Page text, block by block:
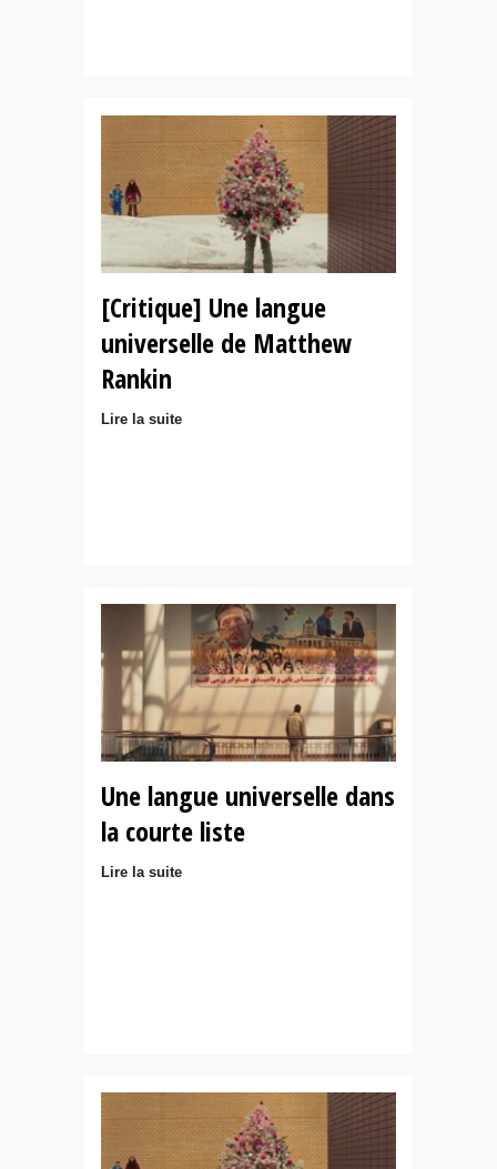
[Critique] Une langue
universelle de Matthew
Rankin
Lire la suite
Une langue universelle dans
la courte liste
Lire la suite